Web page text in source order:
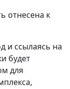
отнесена к
и ссылаясь на
будет
для